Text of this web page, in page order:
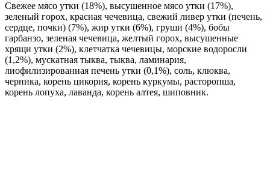
Свежее мясо утки (18%), высушенное мясо утки (17%),
зеленый горох, красная чечевица, свежий ливер утки (печень,
сердце, почки) (7%), жир утки (6%), груши (4%), бобы
гарбанзо, зеленая чечевица, желтый горох, высушенные
хрящи утки (2%), клетчатка чечевицы, морские водоросли
(1,2%), мускатная тыква, тыква, ламинария,
лиофилизированная печень утки (0,1%), соль, клюква,
черника, корень цикория, корень куркумы, расторопша,
корень лопуха, лаванда, корень алтея, шиповник.